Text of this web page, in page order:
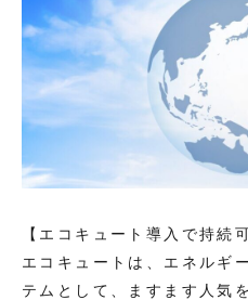
【エコキュート導入で持続
エコキュートは、エネルギ
テムとして、ますます人気